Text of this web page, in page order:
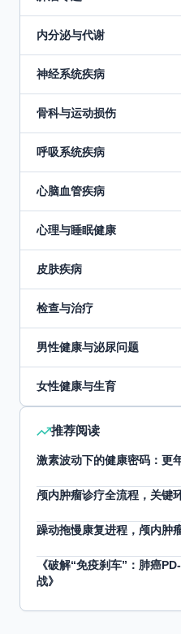
内分泌与代谢
神经系统疾病
骨科与运动损伤
呼吸系统疾病
心脑血管疾病
心理与睡眠健康
皮肤疾病
检查与治疗
男性健康与泌尿问题
女性健康与生育
推荐阅读
激素波动下的健康密码：更
颅内肿瘤诊疗全流程，关键
躁动拖慢康复进程，颅内肿
《破解“免疫刹车”：肺癌
战》